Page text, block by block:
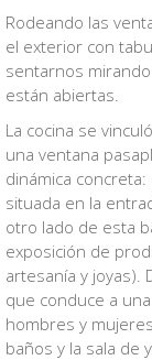
Rodeando las
el exterior con
sentarnos
están abiertas.
La cocina se
una ventana
dinámica
situada en la
otro lado de esta
exposición de
artesanía y joyas).
que conduce a
hombres y
baños y la sala de